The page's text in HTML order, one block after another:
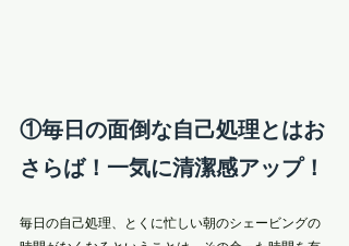
①毎日の面倒な自己処理とはお
さらば！一気に清潔感アップ！
毎日の自己処理、とくに忙しい朝のシェービングの